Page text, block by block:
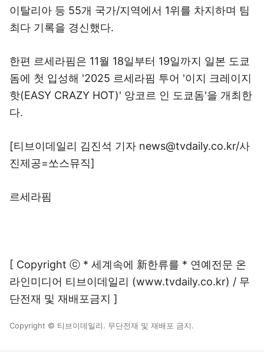
이탈리아 등 55개 국가/지역에서 1위를 차지하며 팀
최다 기록을 경신했다.
한편 르세라핌은 11월 18일부터 19일까지 일본 도쿄
돔에 첫 입성해 '2025 르세라핌 투어 '이지 크레이지
핫(EASY CRAZY HOT)' 앙코르 인 도쿄돔'을 개최한
다.
[티브이데일리 김진석 기자 news@tvdaily.co.kr/사
진제공=쏘스뮤직]
르세라핌
[ Copyright ⓒ * 세계속에 新한류를 * 연예전문 온
라인미디어 티브이데일리 (www.tvdaily.co.kr) / 무
단전재 및 재배포금지 ]
Copyright © 티브이데일리. 무단전재 및 재배포 금지.